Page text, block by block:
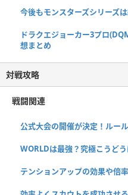
今後もモンスターズシリーズ
ドラクエジョーカー3プロ
想まとめ
対戦攻略
戦闘関連
公式大会の開催が決定！ルー
WORLDは最強？究極こうど
テンションアップの効果や倍